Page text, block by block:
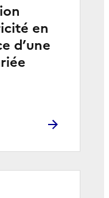
en
d’une